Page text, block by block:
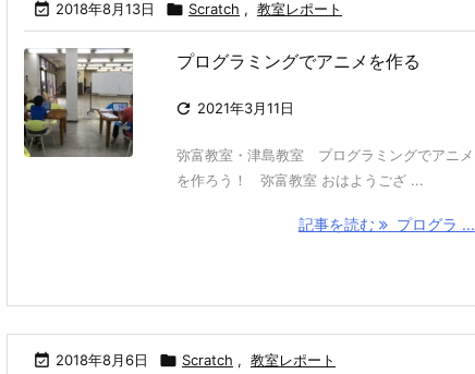
 2018年8月13日  Scratch , 教室レポート
プログラミングでアニメを作る
 2021年3月11日
弥富教室・津島教室 プログラミングでアニメ
を作ろう！ 弥富教室 おはようござ ...
記事を読む プログラ ...
 2018年8月6日  Scratch , 教室レポート